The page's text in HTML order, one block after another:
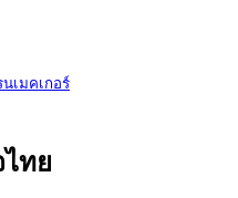
เมคเกอร์
ทย